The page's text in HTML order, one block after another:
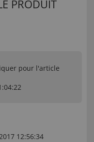
PRODUIT
pour l'article
12:56:34